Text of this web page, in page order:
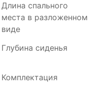
Длина спального
места в разложенном
виде
Глубина сиденья
Комплектация